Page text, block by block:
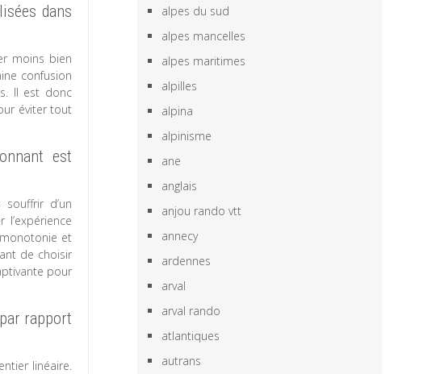
dans
moins bien
confusion
Il est donc
éviter tout
est
d’un
et
de choisir
pour
rapport
linéaire.
alpes du sud
alpes mancelles
alpes maritimes
alpilles
alpina
alpinisme
ane
anglais
anjou rando vtt
annecy
ardennes
arval
arval rando
atlantiques
autrans